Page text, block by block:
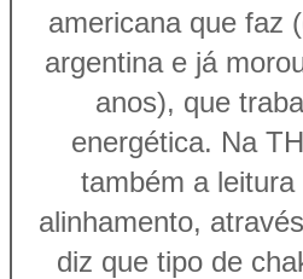
americana que faz
argentina e já
anos), que
energética. Na
também a
alinhamento,
diz que tipo de